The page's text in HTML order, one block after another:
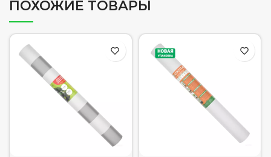
ПОХОЖИЕ ТОВАРЫ